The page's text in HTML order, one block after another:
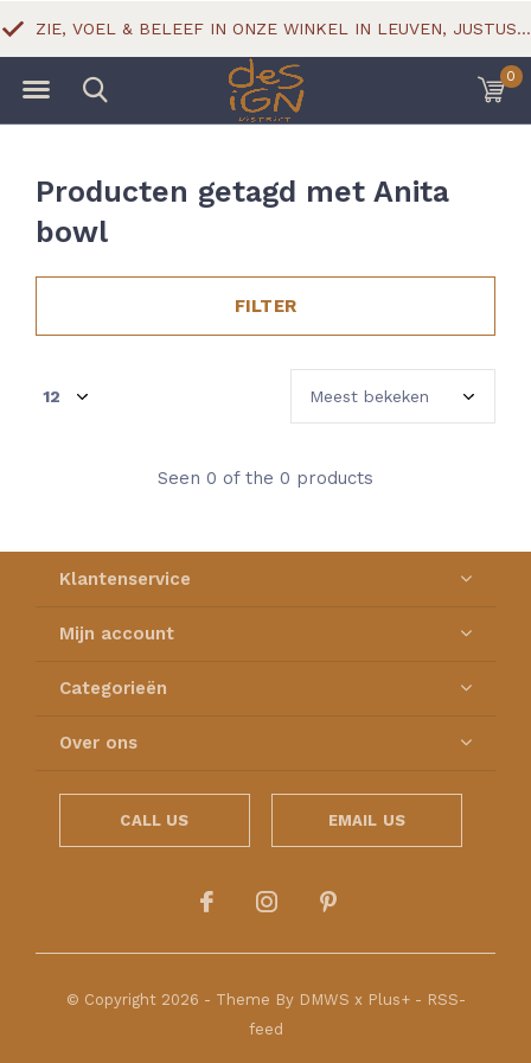
0
ZIE, VOEL & BELEEF IN ONZE WINKEL IN LEUVEN, JUSTUS LIPSIUSSTRAAT 18
Producten getagd met Anita
bowl
FILTER
Seen 0 of the 0 products
Klantenservice
Mijn account
Categorieën
Over ons
CALL US EMAIL US
© Copyright 2026 - Theme By DMWS x Plus+- RSS-
feed